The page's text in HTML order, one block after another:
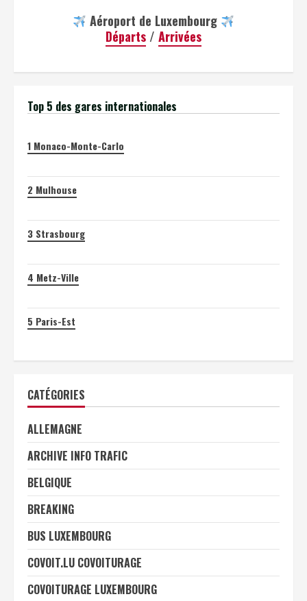
Aéroport de Luxembourg
Départs / Arrivées
Top 5 des gares internationales
1 Monaco-Monte-Carlo
2 Mulhouse
3 Strasbourg
4 Metz-Ville
5 Paris-Est
CATÉGORIES
ALLEMAGNE
ARCHIVE INFO TRAFIC
BELGIQUE
BREAKING
BUS LUXEMBOURG
COVOIT.LU COVOITURAGE
COVOITURAGE LUXEMBOURG